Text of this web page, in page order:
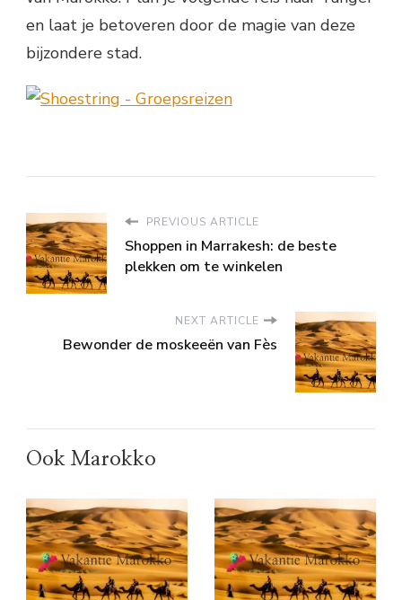
en laat je betoveren door de magie van deze
bijzondere stad.
PREVIOUS ARTICLE
Shoppen in Marrakesh: de beste
plekken om te winkelen
NEXT ARTICLE
Bewonder de moskeeën van Fès
Ook Marokko